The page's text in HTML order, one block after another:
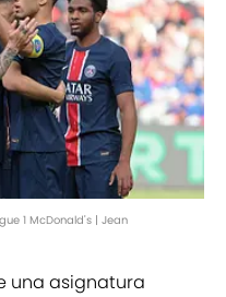
1 McDonald's | Jean
una asignatura